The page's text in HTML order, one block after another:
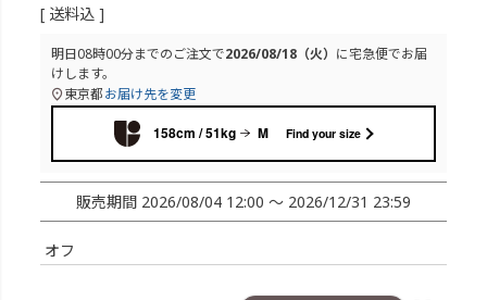
送料込
明日08時00分までのご注文で2026/08/18（火） に宅急便でお届
けします。
東京都お届け先を変更
158cm / 51kg M Find your size
販売期間 2026/08/04 12:00 〜 2026/12/31 23:59
オフ